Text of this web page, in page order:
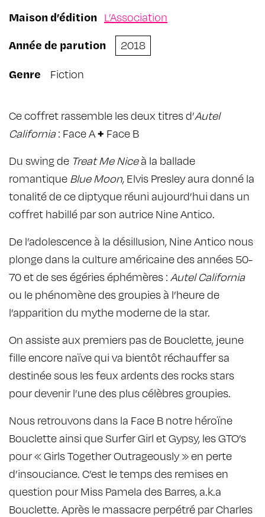
Maison d’édition L’Association
Année de parution
2018
Genre
Fiction
Ce coffret rassemble les deux titres d’Autel
California : Face A+ Face B
Du swing de Treat Me Niceà la ballade
romantique Blue Moon, Elvis Presley aura donné la
tonalité de ce diptyque réuni aujourd’hui dans un
coffret habillé par son autrice Nine Antico.
De l’adolescence à la désillusion, Nine Antico nous
plonge dans la culture américaine des années 50-
70 et de ses égéries éphémères : Autel California
ou le phénomène des groupies à l’heure de
l’apparition du mythe moderne de la star.
On assiste aux premiers pas de Bouclette, jeune
fille encore naïve qui va bientôt réchauffer sa
destinée sous les feux ardents des rocks stars
pour devenir l’une des plus célèbres groupies.
Nous retrouvons dans la Face B notre héroïne
Bouclette ainsi que Surfer Girl et Gypsy, les GTO’s
pour « Girls Together Outrageously » en perte
d’insouciance. C’est le temps des remises en
question pour Miss Pamela des Barres, a.k.a
Bouclette. Après le massacre perpétré par Charles